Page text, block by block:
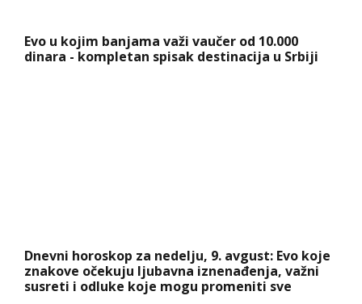
Evo u kojim banjama važi vaučer od 10.000
dinara - kompletan spisak destinacija u Srbiji
Dnevni horoskop za nedelju, 9. avgust: Evo koje
znakove očekuju ljubavna iznenađenja, važni
susreti i odluke koje mogu promeniti sve